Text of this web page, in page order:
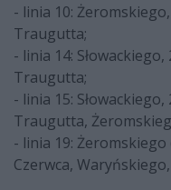
- linia 10:
Traugutta;
- linia 14:
Traugutta;
- linia 15:
Traugutta,
- linia 19: Żeromskiego
Czerwca,